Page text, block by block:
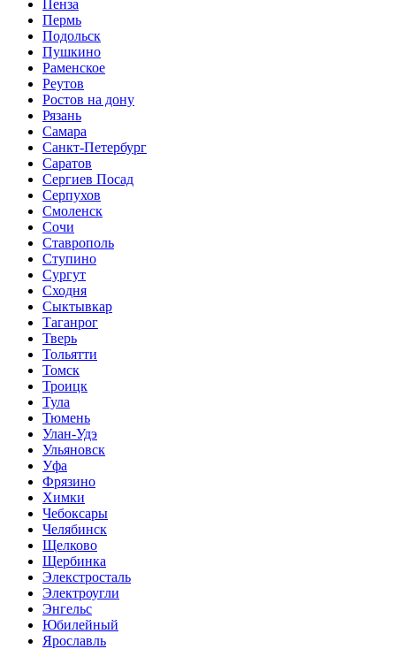
Пенза
Пермь
Подольск
Пушкино
Раменское
Реутов
Ростов на дону
Рязань
Самара
Санкт-Петербург
Саратов
Сергиев Посад
Серпухов
Смоленск
Сочи
Ставрополь
Ступино
Сургут
Сходня
Сыктывкар
Таганрог
Тверь
Тольятти
Томск
Троицк
Тула
Тюмень
Улан-Удэ
Ульяновск
Уфа
Фрязино
Химки
Чебоксары
Челябинск
Щелково
Щербинка
Элекстросталь
Электроугли
Энгельс
Юбилейный
Ярославль